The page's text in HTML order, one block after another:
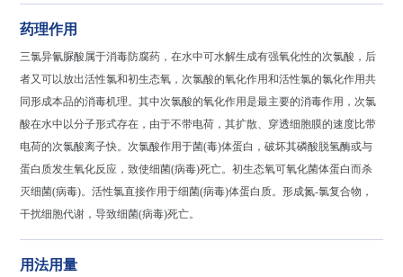
药理作用
三氯异氰脲酸属于消毒防腐药，在水中可水解生成有强氧化性的次氯酸，后
者又可以放出活性氯和初生态氧，次氯酸的氧化作用和活性氯的氯化作用共
同形成本品的消毒机理。其中次氯酸的氧化作用是最主要的消毒作用，次氯
酸在水中以分子形式存在，由于不带电荷，其扩散、穿透细胞膜的速度比带
电荷的次氯酸离子快。次氯酸作用于菌(毒)体蛋白，破坏其磷酸脱氢酶或与
蛋白质发生氧化反应，致使细菌(病毒)死亡。初生态氧可氧化菌体蛋白而杀
灭细菌(病毒)。活性氯直接作用于细菌(病毒)体蛋白质。形成氮-氯复合物，
干扰细胞代谢，导致细菌(病毒)死亡。
用法用量